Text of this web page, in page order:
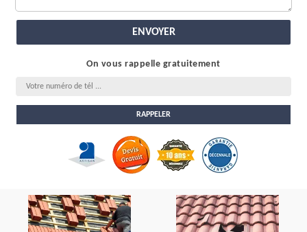
On vous rappelle gratuitement